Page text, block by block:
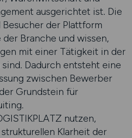
ausgerichtet ist. Die
der Plattform
Branche und wissen,
mit einer Tätigkeit in der
Dadurch entsteht eine
zwischen Bewerber
Grundstein für
nutzen,
Klarheit der